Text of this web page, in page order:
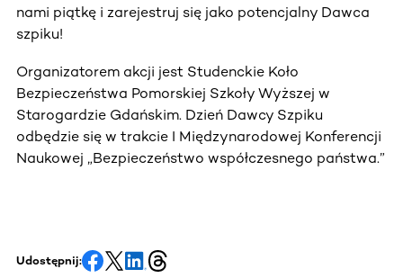
nami piątkę i zarejestruj się jako potencjalny Dawca
szpiku!
Organizatorem akcji jest Studenckie Koło
Bezpieczeństwa Pomorskiej Szkoły Wyższej w
Starogardzie Gdańskim. Dzień Dawcy Szpiku
odbędzie się w trakcie I Międzynarodowej Konferencji
Naukowej „Bezpieczeństwo współczesnego państwa.”
Udostępnij: